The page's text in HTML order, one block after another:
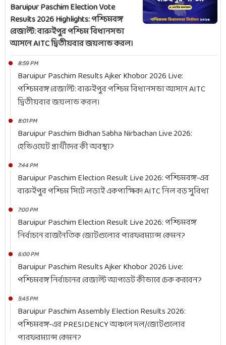
Baruipur Paschim Election Vote
Results 2026 Highlights: পশ্চিমবঙ্গ
রেজাল্ট: বারুইপুর পশ্চিম বিধানসভা
আসনে AITC দ্বিতীয়বার জয়লাভ করল।
8:59 PM
Baruipur Paschim Results Ajker Khobor 2026 Live:
পশ্চিমবঙ্গ রেজাল্ট: বারুইপুর পশ্চিম বিধানসভা আসনে AITC
দ্বিতীয়বার জয়লাভ করল।
8:01 PM
Baruipur Paschim Bidhan Sabha Nirbachan Live 2026:
হেভিওয়েট প্রার্থীদের কী অবস্থা?
7:44 PM
Baruipur Paschim Election Result Live 2026: পশ্চিমবঙ্গ-এর
বারুইপুর পশ্চিম সিটে লড়াই একপাক্ষিক! AITC নিল বড় সুবিধা
7:00 PM
Baruipur Paschim Election Result Live 2026: পশ্চিমবঙ্গ
নির্বাচনে রাজনৈতিক জোটগুলোর পারফরম্যান্স কেমন?
6:00 PM
Baruipur Paschim Results Ajker Khobor 2026 Live:
পশ্চিমবঙ্গ নির্বাচনের রেজাল্ট আপডেট কীভাবে চেক করবেন?
5:45 PM
Baruipur Paschim Assembly Election Results 2026:
পশ্চিমবঙ্গ-এর PRESIDENCY অঞ্চলে দল/জোটগুলোর
পারফরম্যান্স কেমন?